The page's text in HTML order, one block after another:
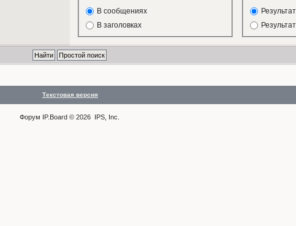
В сообщениях
В заголовках
Текстовая версия
Форум IP.Board © 2026 IPS, Inc